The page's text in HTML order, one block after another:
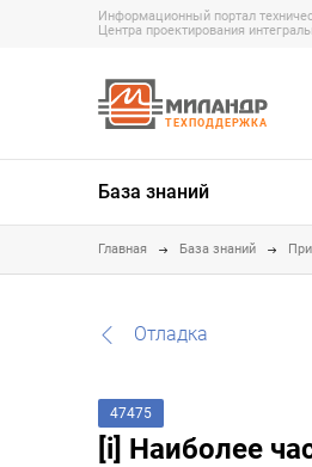
Информационный портал
Центра проектирования
ТЕХПОДДЕРЖКА
База знаний
Главная База знаний
Отладка
47475
[i] Наиболее